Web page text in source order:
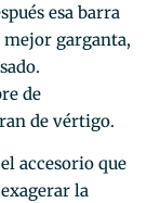
esa barra
garganta,
de
de vértigo.
accesorio que
la